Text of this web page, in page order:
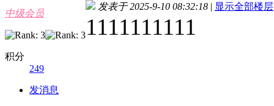
中级会员
积分
249
发消息
发表于 2025-9-10 08:32:18 | 显示全部楼层
1111111111